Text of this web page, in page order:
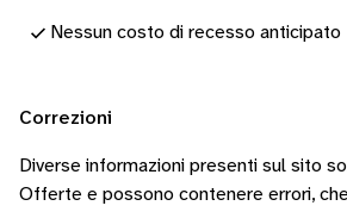
Nessun costo di recesso anticipato
Correzioni
Diverse informazioni presenti sul sito
Offerte e possono contenere errori,